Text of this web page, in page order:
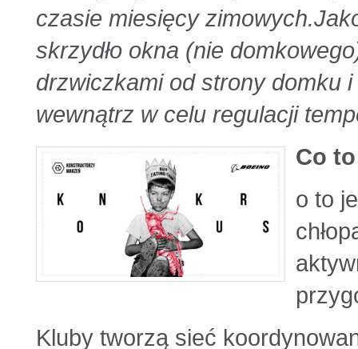
czasie miesięcy
skrzydło okna (nie
drzwiczkami od strony domku
wewnątrz w celu regulacji
Co
o to
Kluby tworzą sieć